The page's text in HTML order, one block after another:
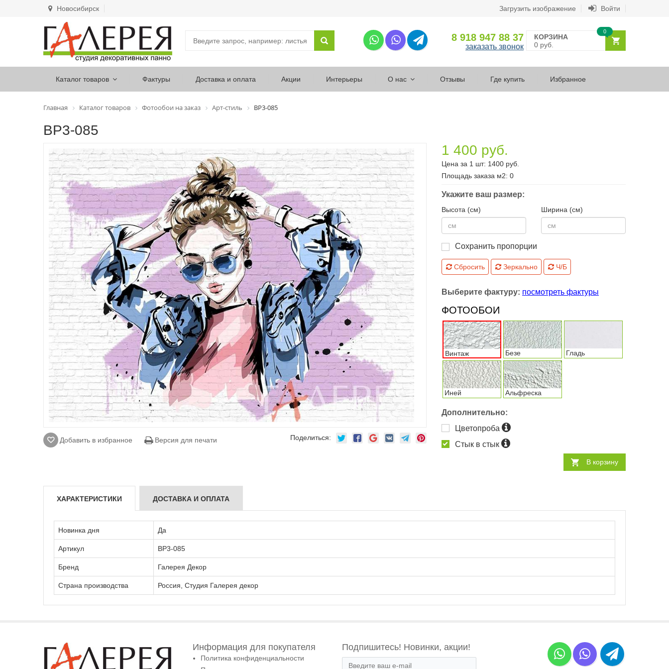
Новосибирск Загрузить изображение Войти
8 918 947 88 37
заказать звонок
КОРЗИНА
0 руб.
0
Каталог товаров Фактуры Доставка и оплата Акции Интерьеры О нас Отзывы Где купить Избранное
Главная Каталог товаров Фотообои на заказ Арт-стиль ВР3-085
ВР3-085
Добавить в избранное Версия для печати Поделиться:
1 400 руб.
Цена за 1 шт: 1400 руб.
Площадь заказа м2: 0
Укажите ваш размер:
Высота (см) Ширина (см)
Сохранить пропорции
Сбросить Зеркально Ч/Б
Выберите фактуру: посмотреть фактуры
ФОТООБОИ
Винтаж Безе Гладь
Иней Альфреска
Дополнительно:
Цветопроба
Стык в стык
В корзину
ХАРАКТЕРИСТИКИ ДОСТАВКА И ОПЛАТА
Новинка дня Да
Артикул ВР3-085
Бренд Галерея Декор
Страна производства Россия, Студия Галерея декор
Информация для покупателя
Политика конфиденциальности
Подпишитесь! Новинки, акции!